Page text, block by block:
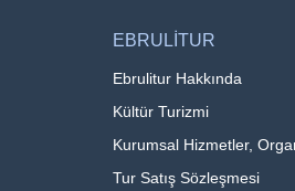
EBRULİTUR
Ebrulitur Hakkında
Kültür Turizmi
Kurumsal Hizmetler,
Tur Satış Sözleşmesi